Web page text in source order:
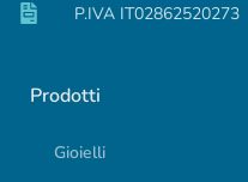
P.IVA IT02862520273
Prodotti
Gioielli